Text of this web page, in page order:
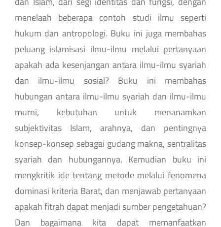
menelaah beberapa contoh studi ilmu seperti
hukum dan antropologi. Buku ini juga membahas
peluang islamisasi ilmu-ilmu melalui pertanyaan
apakah ada kesenjangan antara ilmu-ilmu syariah
dan ilmu-ilmu sosial? Buku ini membahas
hubungan antara ilmu-ilmu syariah dan ilmu-ilmu
murni, kebutuhan untuk menanamkan
subjektivitas Islam, arahnya, dan pentingnya
konsep-konsep sebagai gudang makna, sentralitas
syariah dan hubungannya. Kemudian buku ini
mengkritik ide tentang metode melalui fenomena
dominasi kriteria Barat, dan menjawab pertanyaan
apakah fitrah dapat menjadi sumber pengetahuan?
Dan bagaimana kita dapat memanfaatkan